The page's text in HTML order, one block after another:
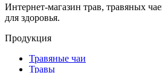
Интернет-магазин трав, травяных
для здоровья.
Продукция
Травяные чаи
Травы